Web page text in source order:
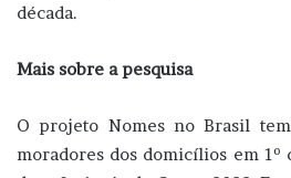
década.
Mais sobre a pesquisa
O projeto Nomes no Brasil
moradores dos domicílios em 1º